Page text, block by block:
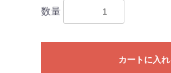
数量
カートに入れ